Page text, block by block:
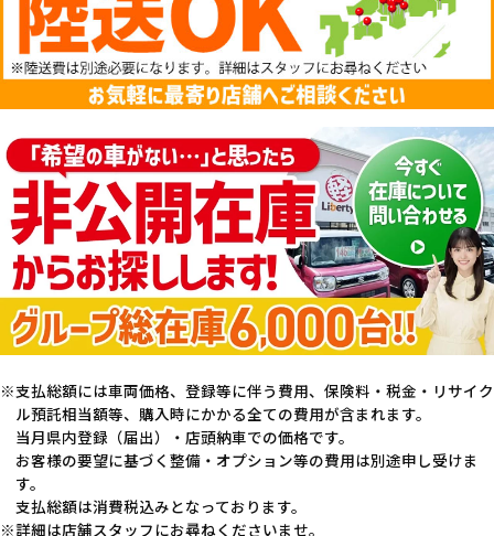
支払総額には車両価格、登録等に伴う費用、保険料・税金・リサイク
ル預託相当額等、購入時にかかる全ての費用が含まれます。
当月県内登録（届出）・店頭納車での価格です。
お客様の要望に基づく整備・オプション等の費用は別途申し受けま
す。
支払総額は消費税込みとなっております。
詳細は店舗スタッフにお尋ねくださいませ。